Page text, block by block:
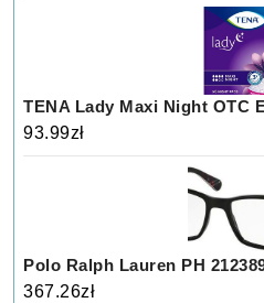
TENA Lady Maxi Night OTC
93.99zł
Polo Ralph Lauren PH
367.26zł